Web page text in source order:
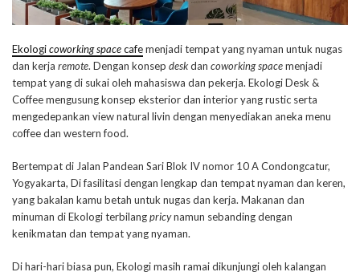
Ekologicoworking spacecafemenjadi tempat yang nyaman untuk nugas
dan kerja remote. Dengan konsep deskdan coworking spacemenjadi
tempat yang di sukai oleh mahasiswa dan pekerja. Ekologi Desk &
Coffee mengusung konsep eksterior dan interior yang rustic serta
mengedepankan view natural livin dengan menyediakan aneka menu
coffee dan western food.
Bertempat di Jalan Pandean Sari Blok IV nomor 10 A Condongcatur,
Yogyakarta, Di fasilitasi dengan lengkap dan tempat nyaman dan keren,
yang bakalan kamu betah untuk nugas dan kerja. Makanan dan
minuman di Ekologi terbilangpricynamun sebanding dengan
kenikmatan dan tempat yang nyaman.
Di hari-hari biasa pun, Ekologi masih ramai dikunjungi oleh kalangan